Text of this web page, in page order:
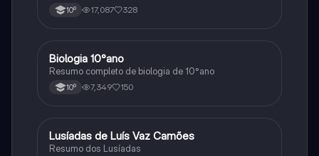
10º 17,087 328
Biologia
Biologia 10°ano
Resumo completo de biologia de 10°ano
10º 7,349 150
Português
Lusíadas de Luís Vaz Camões
Resumo dos Lusíadas